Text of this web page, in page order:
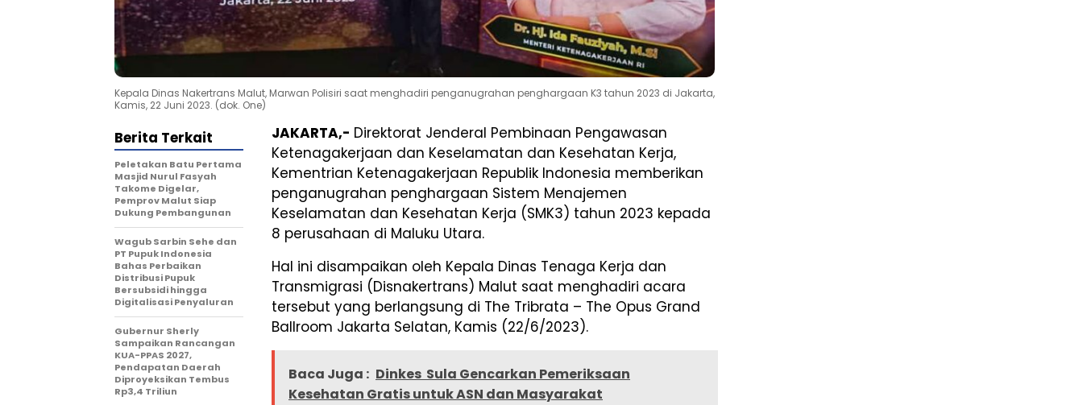
Kepala Dinas Nakertrans Malut, Marwan Polisiri saat menghadiri penganugrahan penghargaan K3 tahun 2023 di Jakarta,
Kamis, 22 Juni 2023. (dok. One)
JAKARTA,- Direktorat Jenderal Pembinaan Pengawasan
Ketenagakerjaan dan Keselamatan dan Kesehatan Kerja,
Kementrian Ketenagakerjaan Republik Indonesia memberikan
penganugrahan penghargaan Sistem Menajemen
Keselamatan dan Kesehatan Kerja (SMK3) tahun 2023 kepada
8 perusahaan di Maluku Utara.
Hal ini disampaikan oleh Kepala Dinas Tenaga Kerja dan
Transmigrasi (Disnakertrans) Malut saat menghadiri acara
tersebut yang berlangsung di The Tribrata – The Opus Grand
Ballroom Jakarta Selatan, Kamis (22/6/2023).
Baca Juga : Dinkes Sula Gencarkan Pemeriksaan
Kesehatan Gratis untuk ASN dan Masyarakat
Berita Terkait
Peletakan Batu Pertama
Masjid Nurul Fasyah
Takome Digelar,
Pemprov Malut Siap
Dukung Pembangunan
Wagub Sarbin Sehe dan
PT Pupuk Indonesia
Bahas Perbaikan
Distribusi Pupuk
Bersubsidi hingga
Digitalisasi Penyaluran
Gubernur Sherly
Sampaikan Rancangan
KUA-PPAS 2027,
Pendapatan Daerah
Diproyeksikan Tembus
Rp3,4 Triliun